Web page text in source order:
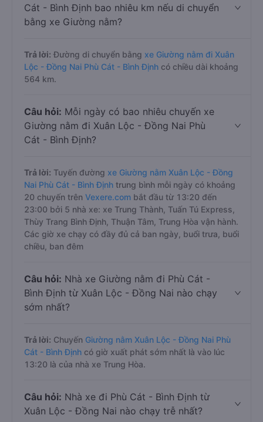
Cát - Bình Định bao nhiêu km nếu di chuyển
bằng xe Giường nằm?
Trả lời: Đường di chuyển bằng xe Giường nằm đi Xuân
Lộc - Đồng Nai Phù Cát - Bình Định có chiều dài khoảng
564 km.
Câu hỏi: Mỗi ngày có bao nhiêu chuyến xe
Giường nằm đi Xuân Lộc - Đồng Nai Phù
Cát - Bình Định?
Trả lời: Tuyến đường xe Giường nằm Xuân Lộc - Đồng
Nai Phù Cát - Bình Định trung bình mỗi ngày có khoảng
20 chuyến trên Vexere.com bắt đầu từ 13:20 đến
23:00 bởi 5 nhà xe: xe Trung Thành, Tuấn Tú Express,
Thùy Trang Bình Định, Thuận Tâm, Trung Hòa vận hành.
Các giờ xe chạy có đầy đủ cả ban ngày, buổi trưa, buổi
chiều, ban đêm
Câu hỏi: Nhà xe Giường nằm đi Phù Cát -
Bình Định từ Xuân Lộc - Đồng Nai nào chạy
sớm nhất?
Trả lời: Chuyến Giường nằm Xuân Lộc - Đồng Nai Phù
Cát - Bình Định có giờ xuất phát sớm nhất là vào lúc
13:20 là của nhà xe Trung Hòa.
Câu hỏi: Nhà xe đi Phù Cát - Bình Định từ
Xuân Lộc - Đồng Nai nào chạy trễ nhất?